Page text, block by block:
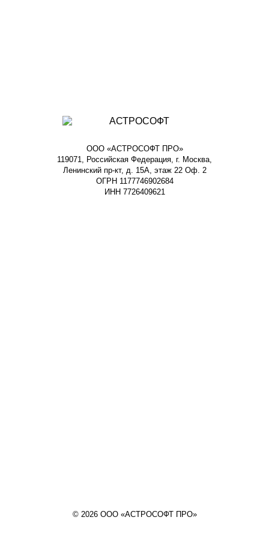
ООО «АСТРОСОФТ ПРО»
119071, Российская Федерация, г. Москва,
Ленинский пр-кт, д. 15А, этаж 22 Оф. 2
ОГРН 1177746902684
ИНН 7726409621
© 2026 ООО «АСТРОСОФТ ПРО»